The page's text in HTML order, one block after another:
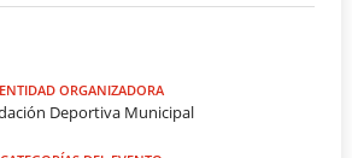
ENTIDAD ORGANIZADORA
Deportiva Municipal